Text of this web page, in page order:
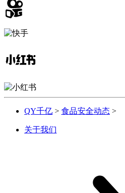
QY千亿 > 食品安全动态 >
关于我们